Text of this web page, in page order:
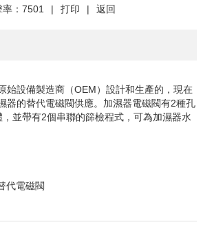
率：7501 | 打印 | 返回
始設備製造商（OEM）設計和生產的，現在
器的替代電磁閥供應。加濕器電磁閥有2種孔
，並帶有2個串聯的篩檢程式，可為加濕器水
代電磁閥